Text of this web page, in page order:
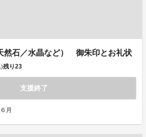
然石／水晶など） 御朱印とお礼状
残り23
支援終了
月